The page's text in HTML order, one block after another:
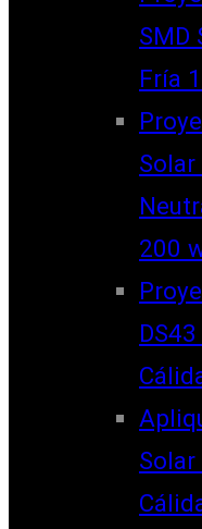
SMD
Fría
Solar
200